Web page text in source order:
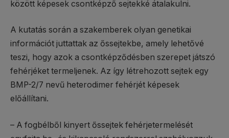
között képesek csontképző sejtekké átalakulni.
A kutatás során a szakemberek olyan genetikai
információt juttattak az őssejtekbe, amely lehetővé
teszi, hogy azok a csontképződésben szerepet játszó
fehérjéket termeljenek. Az így létrehozott sejtek egy
BMP-2/7 nevű heterodimer fehérjét képesek
előállítani.
– A fogbélből kinyert őssejtek fehérjetermelését